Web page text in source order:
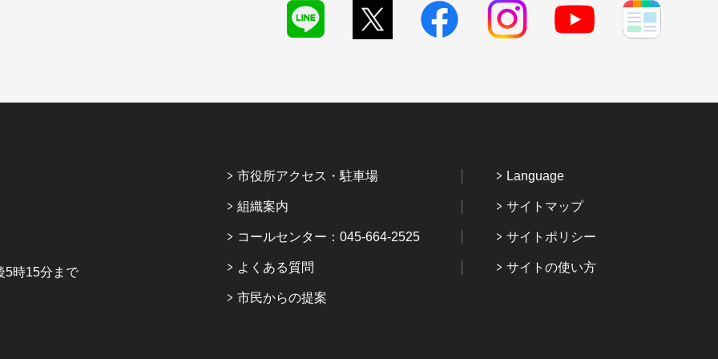
5時15分まで
市役所アクセス・駐車場
組織案内
コールセンター：045-664-2525
よくある質問
市民からの提案
Language
サイトマップ
サイトポリシー
サイトの使い方